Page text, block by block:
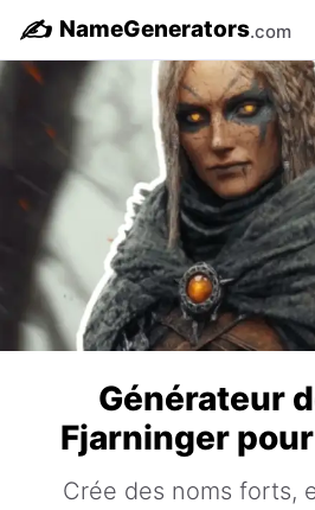
✍️ NameGenerators.com
Générateur
Fjarninger
Crée des noms forts,